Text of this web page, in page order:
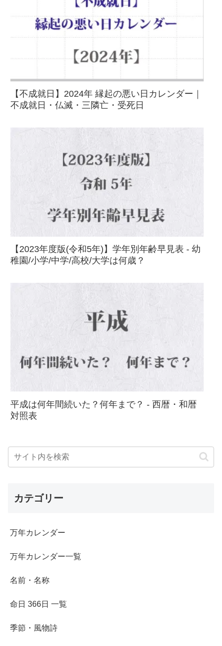
【不成就日】2024年 縁起の悪い日カレンダー｜
不成就日・仏滅・三隣亡・受死日
【2023年度版(令和5年)】学年別年齢早見表 - 幼
稚園/小学/中学/高校/大学は何歳？
平成は何年間続いた？何年まで？ - 西暦・和暦
対照表
カテゴリー
万年カレンダー
万年カレンダー一覧
名前・名称
命日 366日 一覧
季節・風物詩